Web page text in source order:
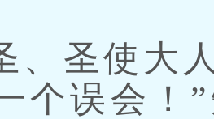
圣使大
个误会！